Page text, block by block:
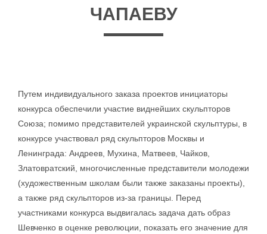
ЧАПАЕВУ
Путем индивидуального заказа проектов инициаторы
конкурса обеспечили участие виднейших скульпторов
Союза; помимо представителей украинской скульптуры, в
конкурсе участвовал ряд скульпторов Москвы и
Ленинграда: Андреев, Мухина, Матвеев, Чайков,
Златовратский, многочисленные представители молодежи
(художественным школам были также заказаны проекты),
а также ряд скульпторов из-за границы. Перед
участниками конкурса выдвигалась задача дать образ
Шевченко в оценке революции, показать его значение для